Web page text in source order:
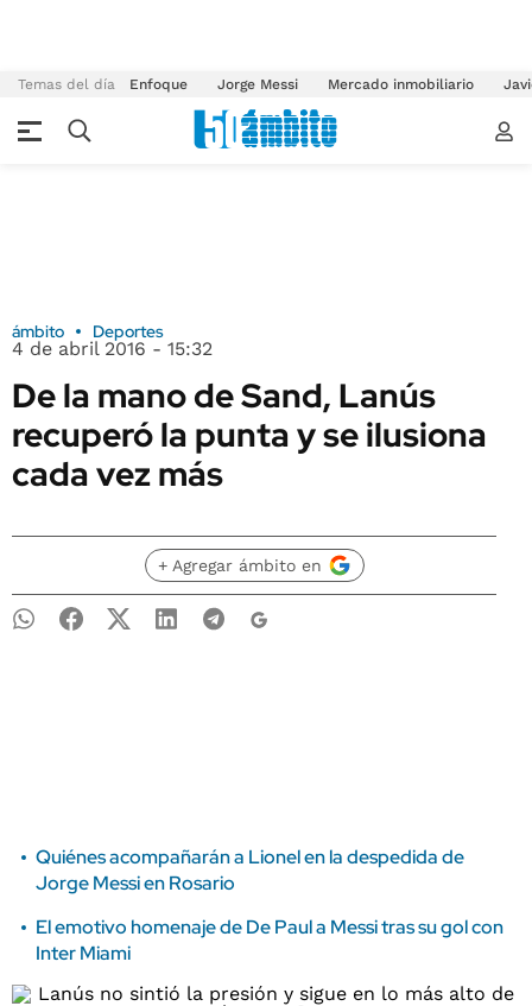
Temas del día Enfoque Jorge Messi Mercado inmobiliario
ámbito Deportes
4 de abril 2016 - 15:32
De la mano de Sand, Lanús
recuperó la punta y se ilusiona
cada vez más
+ Agregar ámbito en
Quiénes acompañarán a Lionel en la despedida de
Jorge Messi en Rosario
El emotivo homenaje de De Paul a Messi tras su gol con
Inter Miami